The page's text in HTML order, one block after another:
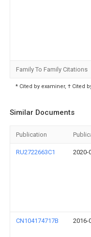
Family To Family Citations
* Cited by examiner, † Cited
Similar Documents
Publication
RU2722663C1 2020-
CN104174717B 2016-